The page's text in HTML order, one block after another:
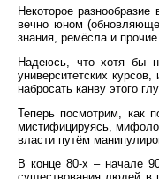
Некоторое
вечно юном
знания, ремёсла и
Надеюсь, что хотя бы
университетских
набросать канву этого
Теперь посмотрим, как
мистифицируясь,
власти путём
В конце 80-х – начале